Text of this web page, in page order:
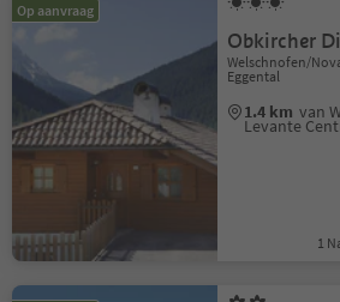
Op aanvraag
Obkircher
Welschnofen/
Eggental
1.4 km van
Levante
1